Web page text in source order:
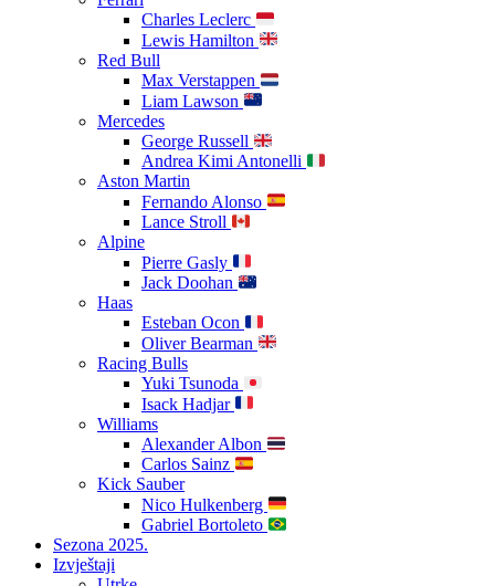
Charles Leclerc
Lewis Hamilton
Red Bull
Max Verstappen
Liam Lawson
Mercedes
George Russell
Andrea Kimi Antonelli
Aston Martin
Fernando Alonso
Lance Stroll
Alpine
Pierre Gasly
Jack Doohan
Haas
Esteban Ocon
Oliver Bearman
Racing Bulls
Yuki Tsunoda
Isack Hadjar
Williams
Alexander Albon
Carlos Sainz
Kick Sauber
Nico Hulkenberg
Gabriel Bortoleto
Sezona 2025.
Izvještaji